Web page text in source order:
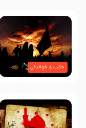
جالب و خواندنی